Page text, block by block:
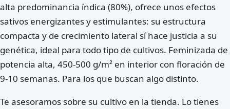
alta predominancia índica (80%), ofrece unos efectos
sativos energizantes y estimulantes: su estructura
compacta y de crecimiento lateral sí hace justicia a su
genética, ideal para todo tipo de cultivos. Feminizada de
potencia alta, 450-500 g/m² en interior con floración de
9-10 semanas. Para los que buscan algo distinto.
Te asesoramos sobre su cultivo en la tienda. Lo tienes